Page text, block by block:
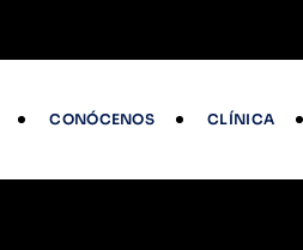
CONÓCENOS CLÍNICA